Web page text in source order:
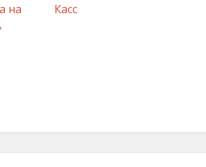
на
Касс